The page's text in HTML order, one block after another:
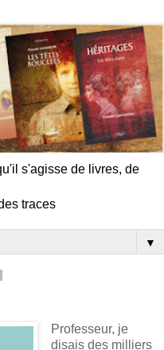
s'agisse de livres, de
traces
▼
Professeur, je
disais des milliers